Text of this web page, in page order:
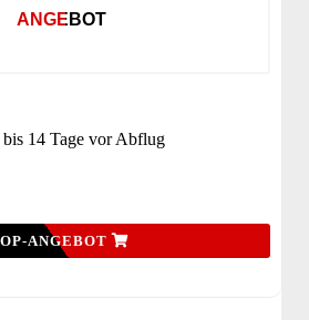
ANGEBOT
14 Tage vor Abflug
ANGEBOT